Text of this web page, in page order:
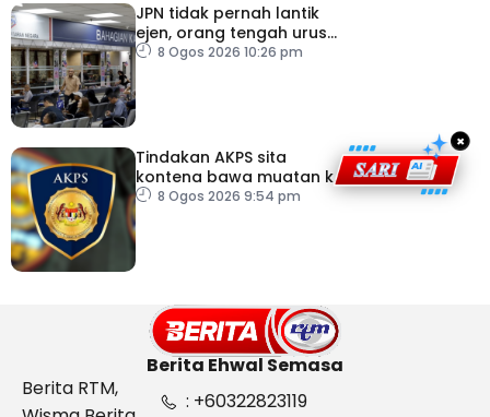
JPN tidak pernah lantik
ejen, orang tengah urus
dokumentasi
8 Ogos 2026 10:26 pm
Tindakan AKPS sita
kontena bawa muatan ke
Israel bukti ketegasan
8 Ogos 2026 9:54 pm
×
Berita Ehwal Semasa
Berita RTM,
: +60322823119